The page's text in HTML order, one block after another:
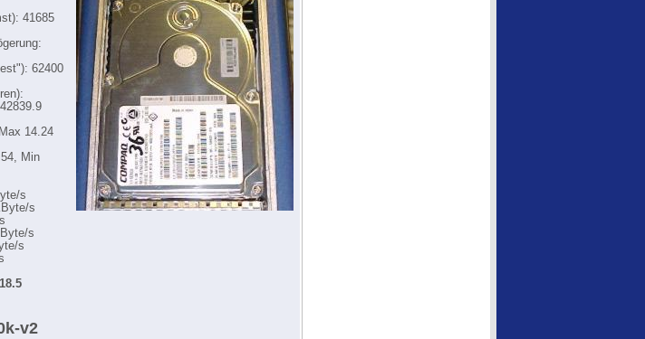
41685
62400
14.24
Min
s
s
s
s
v2